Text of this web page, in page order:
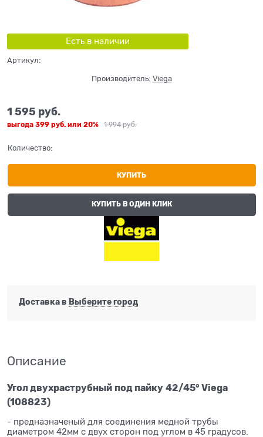
Есть в наличии
Артикул:
Производитель: Viega
1 994 руб.
1 595 руб.
выгода 399 руб. или 20%
Количество:
КУПИТЬ
КУПИТЬ В ОДИН КЛИК
Доставка в Выберите город
Описание
Угол двухраструбный под пайку 42/45° Viega
(108823)
- предназначеный для соединения медной трубы
диаметром 42мм с двух сторон под углом в 45 градусов.